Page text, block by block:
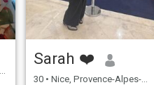
Sarah ❤️
30 • Nice, Provence-Alpes-Côte d'Azur, France